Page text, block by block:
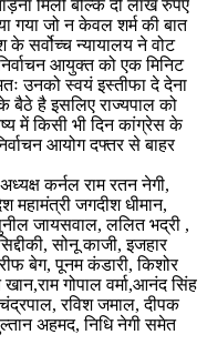
मिली बल्कि दो लाख रुपए
गया जो न केवल शर्म की बात
के सर्वोच्च न्यायालय ने वोट
आयुक्त को एक मिनिट
उनको स्वयं इस्तीफा दे देना
बैठे है इसलिए राज्यपाल को
में किसी भी दिन कांग्रेस के
आयोग दफ्तर से बाहर
कर्नल राम रतन नेगी,
महामंत्री जगदीश धीमान,
जायसवाल, ललित भद्री ,
सोनू काजी, इजहार
बेग, पूनम कंडारी, किशोर
गोपाल वर्मा,आनंद सिंह
रविश जमाल, दीपक
अहमद, निधि नेगी समेत